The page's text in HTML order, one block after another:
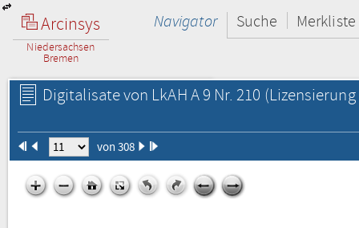
Arcinsys
Niedersachsen
Bremen
Navigator Suche Merkliste
Digitalisate von LkAH A 9 Nr. 210
von 308